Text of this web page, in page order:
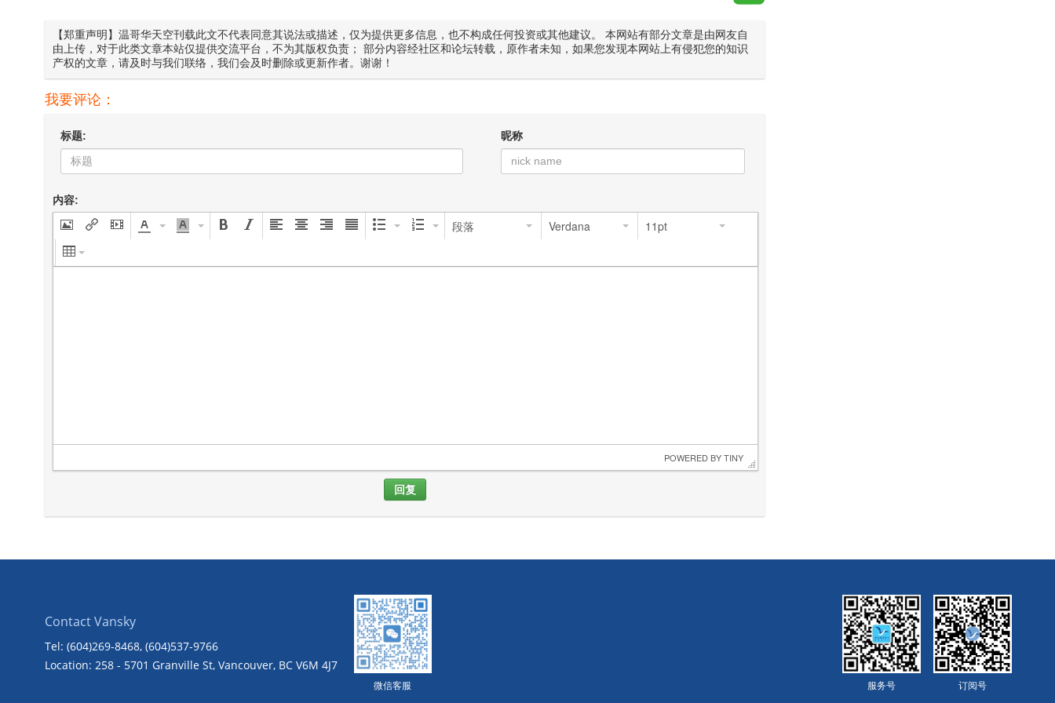
【郑重声明】温哥华天空刊载此文不代表同意其说法或描述，仅为提供更多信息，也不构成任何投资或其他建议。 本网站有部分文章是由网友自
由上传，对于此类文章本站仅提供交流平台，不为其版权负责； 部分内容经社区和论坛转载，原作者未知，如果您发现本网站上有侵犯您的知识
产权的文章，请及时与我们联络，我们会及时删除或更新作者。谢谢！
我要评论：
标题: 昵称
内容:
段落 Verdana 11pt
POWERED BY TINY
回复
Contact Vansky
Tel: (604)269-8468, (604)537-9766
Location: 258 - 5701 Granville St, Vancouver, BC V6M 4J7
微信客服 订阅号
服务号